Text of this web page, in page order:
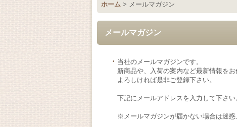
ホーム > メールマガジン
メールマガジン
当社のメールマガジンです。
新商品や、入荷の案内など最新情報をお
よろしければ是非ご登録下さい。
下記にメールアドレスを入力して下さい
※メールマガジンが届かない場合は迷惑